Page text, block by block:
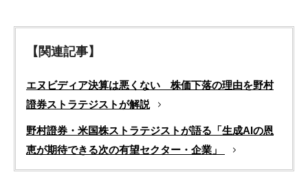
【関連記事】
エヌビディア決算は悪くない 株価下落の理由を野村
證券ストラテジストが解説
野村證券・米国株ストラテジストが語る「生成AIの恩
恵が期待できる次の有望セクター・企業」